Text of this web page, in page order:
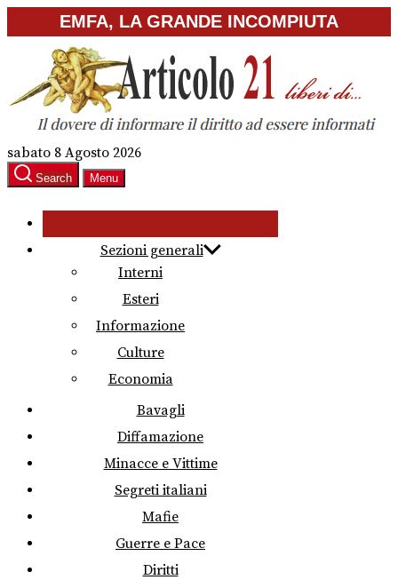
to
content
EMFA, LA GRANDE INCOMPIUTA
sabato 8 Agosto 2026
Search Menu
Sezioni generali
Interni
Esteri
Informazione
Culture
Economia
Bavagli
Diffamazione
Minacce e Vittime
Segreti italiani
Mafie
Guerre e Pace
Diritti